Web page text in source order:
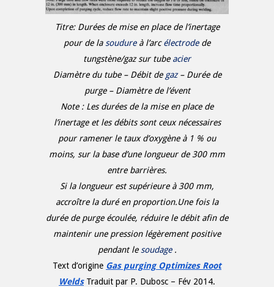
Titre: Durées de mise en place de l’inertage
pour de la soudure à l’arcélectrode de
tungstène/gaz sur tube acier
Diamètre du tube – Débit de gaz – Durée de
purge – Diamètre de l’évent
Note : Les durées de la mise en place de
l’inertage et les débits sont ceux nécessaires
pour ramener le taux d’oxygène à 1 % ou
moins, sur la base d’une longueur de 300 mm
entre barrières.
Si la longueur est supérieure à 300 mm,
accroître la duré en proportion.Une fois la
durée de purge écoulée, réduire le débit afin de
maintenir une pression légèrement positive
pendant le soudage .
Text d’origine Gas purging Optimizes Root
WeldsTraduit par P. Dubosc – Fév 2014.